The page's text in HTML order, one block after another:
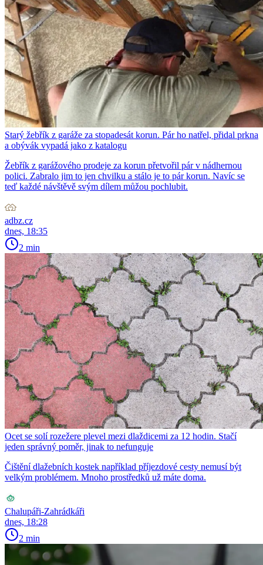
Starý žebřík z garáže za stopadesát korun. Pár ho natřel, přidal prkna
a obývák vypadá jako z katalogu
Žebřík z garážového prodeje za korun přetvořil pár v nádhernou
polici. Zabralo jim to jen chvilku a stálo je to pár korun. Navíc se
teď každé návštěvě svým dílem můžou pochlubit.
adbz.cz
dnes, 18:35
2 min
Ocet se solí rozežere plevel mezi dlaždicemi za 12 hodin. Stačí
jeden správný poměr, jinak to nefunguje
Čištění dlažebních kostek například příjezdové cesty nemusí být
velkým problémem. Mnoho prostředků už máte doma.
Chalupáři-Zahrádkáři
dnes, 18:28
2 min